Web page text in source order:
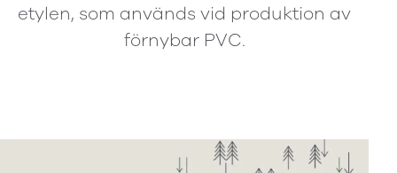
etylen, som används vid produktion av
förnybar PVC.